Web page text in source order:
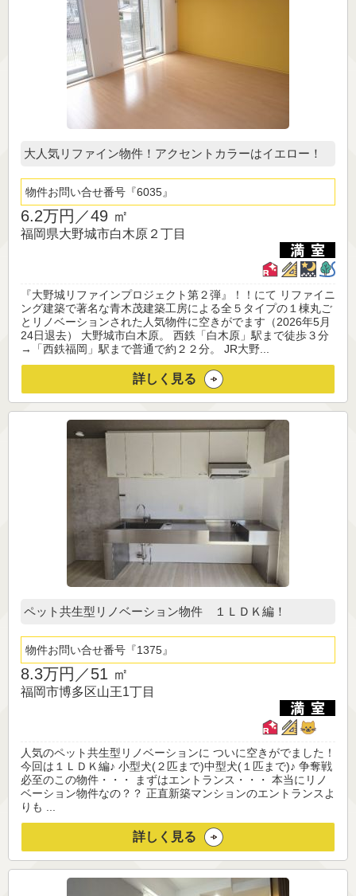
大人気リファイン物件！アクセントカラーはイエロー！
物件お問い合せ番号 6035
6.2万円／49 ㎡
福岡県大野城市白木原２丁目
『大野城リファインプロジェクト第２弾』！！にて リファイニ
ング建築で著名な青木茂建築工房による全５タイプの１棟丸ご
とリノベーションされた人気物件に空きがでます（2026年5月
24日退去） 大野城市白木原。 西鉄「白木原」駅まで徒歩３分
→「西鉄福岡」駅まで普通で約２２分。 JR大野...
詳しく見る
ペット共生型リノベーション物件 １ＬＤＫ編！
物件お問い合せ番号 1375
8.3万円／51 ㎡
福岡市博多区山王1丁目
人気のペット共生型リノベーションに ついに空きがでました！
今回は１ＬＤＫ編♪ 小型犬(２匹まで)中型犬(１匹まで)♪ 争奪戦
必至のこの物件・・・ まずはエントランス・・・ 本当にリノ
ベーション物件なの？？ 正直新築マンションのエントランスよ
りも ...
詳しく見る